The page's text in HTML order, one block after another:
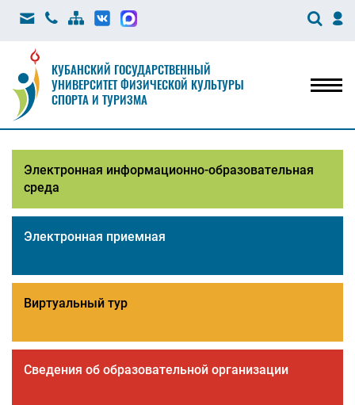
КУБАНСКИЙ ГОСУДАРСТВЕННЫЙ
УНИВЕРСИТЕТ ФИЗИЧЕСКОЙ КУЛЬТУРЫ
СПОРТА И ТУРИЗМА
Электронная информационно-образовательная
среда
Электронная приемная
Виртуальный тур
Сведения об образовательной организации